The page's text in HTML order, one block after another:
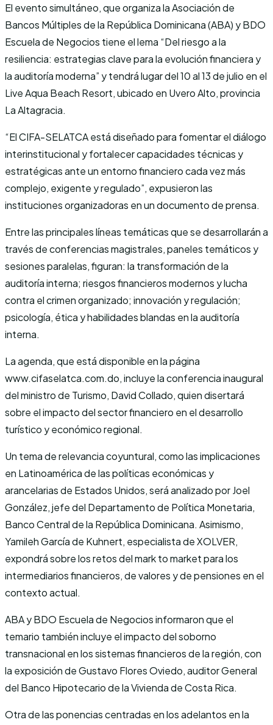
El evento simultáneo, que organiza la Asociación de
Bancos Múltiples de la República Dominicana (ABA) y BDO
Escuela de Negocios tiene el lema “Del riesgo a la
resiliencia: estrategias clave para la evolución financiera y
la auditoría moderna” y tendrá lugar del 10 al 13 de julio en el
Live Aqua Beach Resort, ubicado en Uvero Alto, provincia
La Altagracia.
“El CIFA-SELATCA está diseñado para fomentar el diálogo
interinstitucional y fortalecer capacidades técnicas y
estratégicas ante un entorno financiero cada vez más
complejo, exigente y regulado”, expusieron las
instituciones organizadoras en un documento de prensa.
Entre las principales líneas temáticas que se desarrollarán a
través de conferencias magistrales, paneles temáticos y
sesiones paralelas, figuran: la transformación de la
auditoría interna; riesgos financieros modernos y lucha
contra el crimen organizado; innovación y regulación;
psicología, ética y habilidades blandas en la auditoría
interna.
La agenda, que está disponible en la página
www.cifaselatca.com.do, incluye la conferencia inaugural
del ministro de Turismo, David Collado, quien disertará
sobre el impacto del sector financiero en el desarrollo
turístico y económico regional.
Un tema de relevancia coyuntural, como las implicaciones
en Latinoamérica de las políticas económicas y
arancelarias de Estados Unidos, será analizado por Joel
González, jefe del Departamento de Política Monetaria,
Banco Central de la República Dominicana. Asimismo,
Yamileh García de Kuhnert, especialista de XOLVER,
expondrá sobre los retos del mark to market para los
intermediarios financieros, de valores y de pensiones en el
contexto actual.
ABA y BDO Escuela de Negocios informaron que el
temario también incluye el impacto del soborno
transnacional en los sistemas financieros de la región, con
la exposición de Gustavo Flores Oviedo, auditor General
del Banco Hipotecario de la Vivienda de Costa Rica.
Otra de las ponencias centradas en los adelantos en la